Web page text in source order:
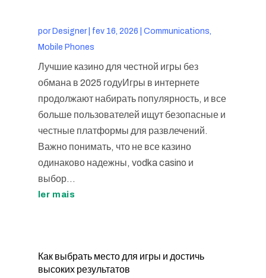
por Designer| fev 16, 2026
Communications,
Mobile Phones
Лучшие казино для честной игры без
обмана в 2025 годуИгры в интернете
продолжают набирать популярность, и все
больше пользователей ищут безопасные и
честные платформы для развлечений.
Важно понимать, что не все казино
одинаково надежны, vodka casino и
выбор...
ler mais
Как выбрать место для игры и достичь
высоких результатов